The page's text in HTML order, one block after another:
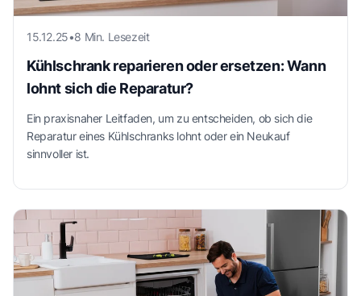
15.12.25•8 Min. Lesezeit
Kühlschrank reparieren oder ersetzen: Wann
lohnt sich die Reparatur?
Ein praxisnaher Leitfaden, um zu entscheiden, ob sich die
Reparatur eines Kühlschranks lohnt oder ein Neukauf
sinnvoller ist.